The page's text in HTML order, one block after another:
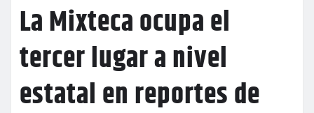
La Mixteca ocupa el
tercer lugar a nivel
estatal en reportes de